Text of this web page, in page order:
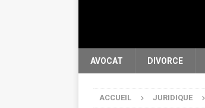
AVOCAT DIVORCE
ACCUEIL JURIDIQUE